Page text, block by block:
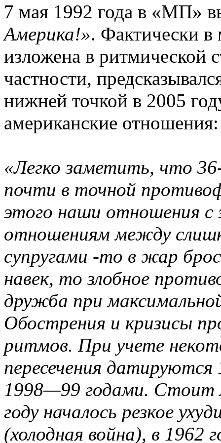
7 мая 1992 года в «МП»
Америка!». Фактически в
изложена в ритмической
частности,
нижней точкой в 2005
американские отношения:
«Легко заметить, что
почти в точной
этого наши отношения
отношениям между
супругами -то в жар
навек, то злобное
дружба при
Обострения и кризисы
ритмов. При учете
пересечения
1998—99 годами. Стоит
году началось резкое
(холодная война), в 1962